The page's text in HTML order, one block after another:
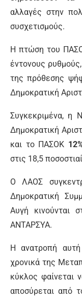
αλλαγές στην
συσχετισμούς.
Η πτώση του
έντονους
της πρόθεσης
Δημοκρατική
Συγκεκριμένα, η
Δημοκρατική
και το ΠΑΣΟΚ
στις 18,5
Ο ΛΑΟΣ
Δημοκρατική
Αυγή κινούνται
ΑΝΤΑΡΣΥΑ.
Η ανατροπή αυτή
χρονικά της
κύκλος φαίνεται
αποσύρεται από